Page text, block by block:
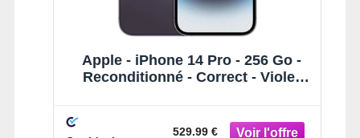
Apple - iPhone 14 Pro - 256 Go -
Reconditionné - Correct - Violet
529.99 €